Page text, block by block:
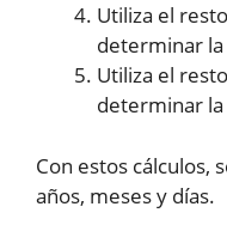
Utiliza el
determinar
Utiliza el
determinar la
Con estos cálculos,
años, meses y días.